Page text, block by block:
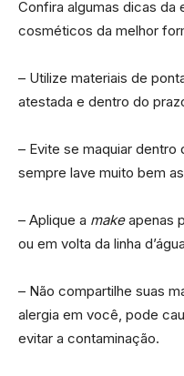
Confira algumas dicas da
cosméticos da melhor
– Utilize materiais de
atestada e dentro do
– Evite se maquiar dentro
sempre lave muito bem
– Aplique a makeapenas
ou em volta da linha
– Não compartilhe suas
alergia em você, pode
evitar a contaminação.